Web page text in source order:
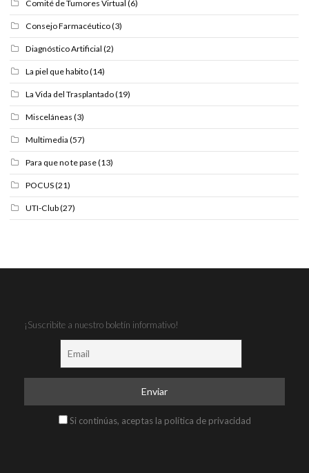
Comité de Tumores Virtual (6)
Consejo Farmacéutico(3)
Diagnóstico Artificial (2)
La piel que habito(14)
La Vida del Trasplantado(19)
Misceláneas (3)
Multimedia (57)
Para que no te pase(13)
POCUS(21)
UTI-Club(27)
¡Suscribite a nuestro boletín informativo!
Si continúas, aceptas la política de privacidad